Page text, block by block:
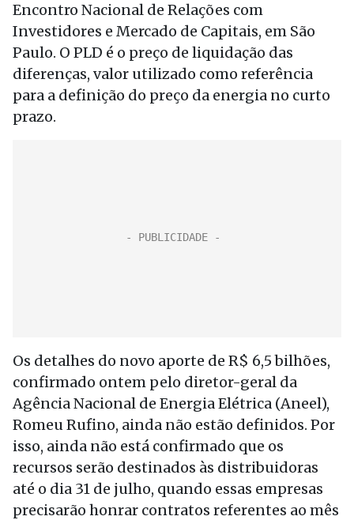
Encontro Nacional de Relações com
Investidores e Mercado de Capitais, em São
Paulo. O PLD é o preço de liquidação das
diferenças, valor utilizado como referência
para a definição do preço da energia no curto
prazo.
Os detalhes do novo aporte de R$ 6,5 bilhões,
confirmado ontem pelo diretor-geral da
Agência Nacional de Energia Elétrica (Aneel),
Romeu Rufino, ainda não estão definidos. Por
isso, ainda não está confirmado que os
recursos serão destinados às distribuidoras
até o dia 31 de julho, quando essas empresas
precisarão honrar contratos referentes ao mês